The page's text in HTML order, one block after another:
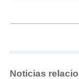
Noticias